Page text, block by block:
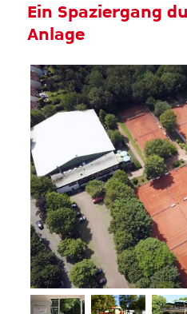
Ein Spaziergang
Anlage